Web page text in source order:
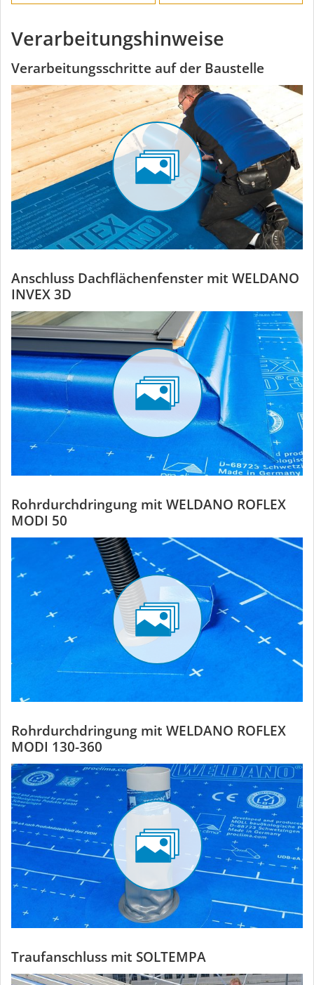
Verarbeitungshinweise
Verarbeitungsschritte auf der Baustelle
Anschluss Dachflächenfenster mit WELDANO
INVEX 3D
Rohrdurchdringung mit WELDANO ROFLEX
MODI 50
Rohrdurchdringung mit WELDANO ROFLEX
MODI 130-360
Traufanschluss mit SOLTEMPA